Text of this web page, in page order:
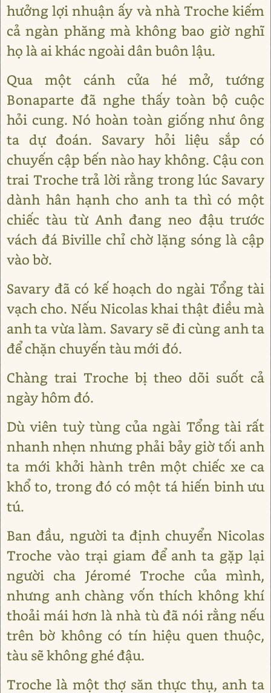
hưởng lợi nhuận ấy và nhà Troche kiếm
cả ngàn phăng mà không bao giờ nghĩ
họ là ai khác ngoài dân buôn lậu.
Qua một cánh cửa hé mở, tướng
Bonaparte đã nghe thấy toàn bộ cuộc
hỏi cung. Nó hoàn toàn giống như ông
ta dự đoán. Savary hỏi liệu sắp có
chuyến cập bến nào hay không. Cậu con
trai Troche trả lời rằng trong lúc Savary
dành hân hạnh cho anh ta thì có một
chiếc tàu từ Anh đang neo đậu trước
vách đá Biville chỉ chờ lặng sóng là cập
vào bờ.
Savary đã có kế hoạch do ngài Tổng tài
vạch cho. Nếu Nicolas khai thật điều mà
anh ta vừa làm. Savary sẽ đi cùng anh ta
để chặn chuyến tàu mới đó.
Chàng trai Troche bị theo dõi suốt cả
ngày hôm đó.
Dù viên tuỳ tùng của ngài Tổng tài rất
nhanh nhẹn nhưng phải bảy giờ tối anh
ta mới khởi hành trên một chiếc xe ca
khổ to, trong đó có một tá hiến binh ưu
tú.
Ban đầu, người ta định chuyển Nicolas
Troche vào trại giam để anh ta gặp lại
người cha Jéromé Troche của mình,
nhưng anh chàng vốn thích không khí
thoải mái hơn là nhà tù đã nói rằng nếu
trên bờ không có tín hiệu quen thuộc,
tàu sẽ không ghé đậu.
Troche là một thợ săn thực thụ, anh ta